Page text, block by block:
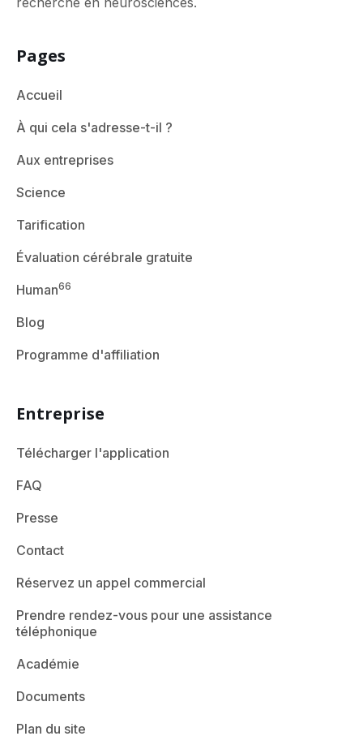
Pages
Accueil
À qui cela s'adresse-t-il ?
Aux entreprises
Science
Tarification
Évaluation cérébrale gratuite
Human66
Blog
Programme d'affiliation
Entreprise
Télécharger l'application
FAQ
Presse
Contact
Réservez un appel commercial
Prendre rendez-vous pour une assistance
téléphonique
Académie
Documents
Plan du site